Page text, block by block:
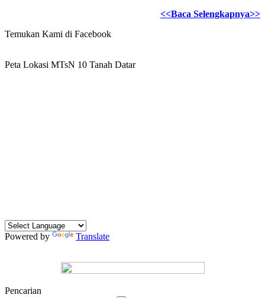
<<Baca Selengkapnya>>
Temukan Kami di Facebook
Peta Lokasi MTsN 10 Tanah Datar
Powered by Translate
Pencarian